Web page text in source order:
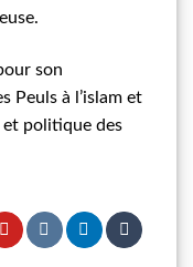
son
Peuls à l’islam et
et politique des